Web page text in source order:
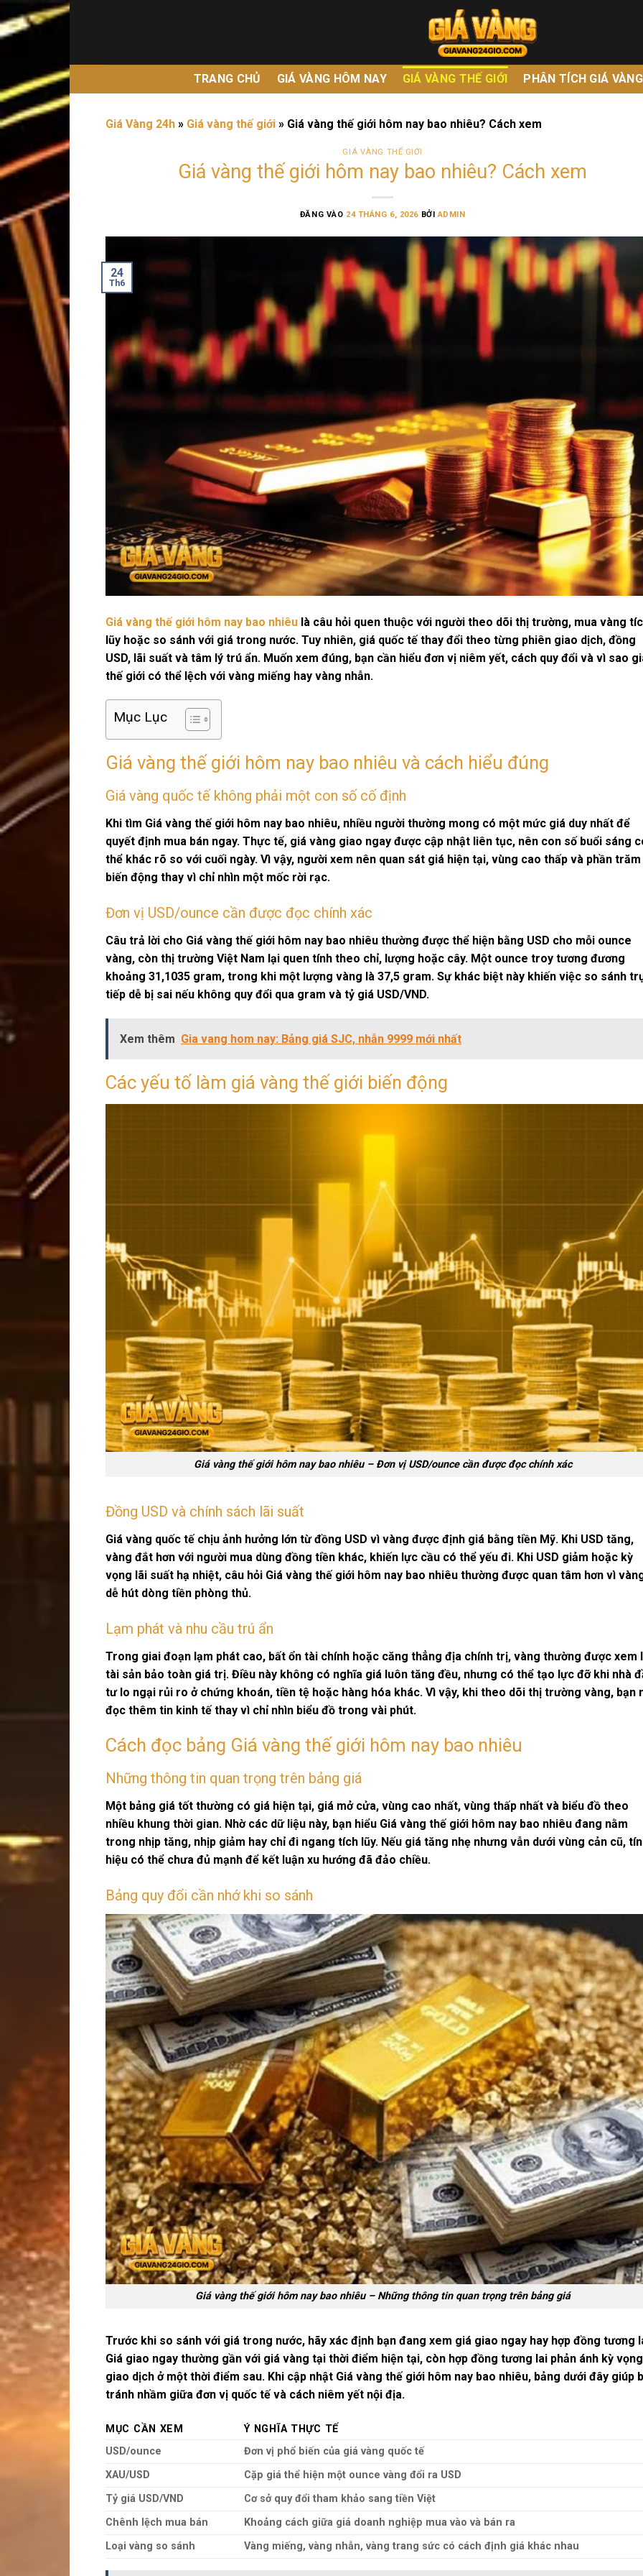
Bỏ
dung
TRANG CHỦ
GIÁ VÀNG HÔM NAY GIÁ VÀNG THẾ GIỚI PHÂN TÍCH GIÁ VÀNG
Giá Vàng 24h » Giá vàng thế giới » Giá vàng thế giới hôm nay bao nhiêu? Cách xem
GIÁ VÀNG THẾ GIỚI
Giá vàng thế giới hôm nay bao nhiêu? Cách xem
ĐĂNG VÀO 24 THÁNG 6, 2026 BỞIADMIN
24
Th6
Giá vàng thế giới hôm nay bao nhiêu là câu hỏi quen thuộc với người theo dõi thị trường, mua vàng
lũy hoặc so sánh với giá trong nước. Tuy nhiên, giá quốc tế thay đổi theo từng phiên giao dịch, đồng
USD, lãi suất và tâm lý trú ẩn. Muốn xem đúng, bạn cần hiểu đơn vị niêm yết, cách quy đổi và vì sao
thế giới có thể lệch với vàng miếng hay vàng nhẫn.
Mục Lục
Giá vàng thế giới hôm nay bao nhiêu và cách hiểu đúng
Giá vàng quốc tế không phải một con số cố định
Khi tìm Giá vàng thế giới hôm nay bao nhiêu, nhiều người thường mong có một mức giá duy nhất để
quyết định mua bán ngay. Thực tế, giá vàng giao ngay được cập nhật liên tục, nên con số buổi sáng
thể khác rõ so với cuối ngày. Vì vậy, người xem nên quan sát giá hiện tại, vùng cao thấp và phần trăm
biến động thay vì chỉ nhìn một mốc rời rạc.
Đơn vị USD/ounce cần được đọc chính xác
Câu trả lời cho Giá vàng thế giới hôm nay bao nhiêu thường được thể hiện bằng USD cho mỗi ounce
vàng, còn thị trường Việt Nam lại quen tính theo chỉ, lượng hoặc cây. Một ounce troy tương đương
khoảng 31,1035 gram, trong khi một lượng vàng là 37,5 gram. Sự khác biệt này khiến việc so sánh
tiếp dễ bị sai nếu không quy đổi qua gram và tỷ giá USD/VND.
Xem thêm Gia vang hom nay: Bảng giá SJC, nhẫn 9999 mới nhất
Các yếu tố làm giá vàng thế giới biến động
Giá vàng thế giới hôm nay bao nhiêu – Đơn vị USD/ounce cần được đọc chính xác
Đồng USD và chính sách lãi suất
Giá vàng quốc tế chịu ảnh hưởng lớn từ đồng USD vì vàng được định giá bằng tiền Mỹ. Khi USD tăng,
vàng đắt hơn với người mua dùng đồng tiền khác, khiến lực cầu có thể yếu đi. Khi USD giảm hoặc kỳ
vọng lãi suất hạ nhiệt, câu hỏi Giá vàng thế giới hôm nay bao nhiêu thường được quan tâm hơn vì
dễ hút dòng tiền phòng thủ.
Lạm phát và nhu cầu trú ẩn
Trong giai đoạn lạm phát cao, bất ổn tài chính hoặc căng thẳng địa chính trị, vàng thường được xem
tài sản bảo toàn giá trị. Điều này không có nghĩa giá luôn tăng đều, nhưng có thể tạo lực đỡ khi nhà
tư lo ngại rủi ro ở chứng khoán, tiền tệ hoặc hàng hóa khác. Vì vậy, khi theo dõi thị trường vàng, bạn
đọc thêm tin kinh tế thay vì chỉ nhìn biểu đồ trong vài phút.
Cách đọc bảng Giá vàng thế giới hôm nay bao nhiêu
Những thông tin quan trọng trên bảng giá
Một bảng giá tốt thường có giá hiện tại, giá mở cửa, vùng cao nhất, vùng thấp nhất và biểu đồ theo
nhiều khung thời gian. Nhờ các dữ liệu này, bạn hiểu Giá vàng thế giới hôm nay bao nhiêu đang nằm
trong nhịp tăng, nhịp giảm hay chỉ đi ngang tích lũy. Nếu giá tăng nhẹ nhưng vẫn dưới vùng cản cũ, tín
hiệu có thể chưa đủ mạnh để kết luận xu hướng đã đảo chiều.
Bảng quy đổi cần nhớ khi so sánh
Giá vàng thế giới hôm nay bao nhiêu – Những thông tin quan trọng trên bảng giá
Trước khi so sánh với giá trong nước, hãy xác định bạn đang xem giá giao ngay hay hợp đồng tương
Giá giao ngay thường gần với giá vàng tại thời điểm hiện tại, còn hợp đồng tương lai phản ánh kỳ vọng
giao dịch ở một thời điểm sau. Khi cập nhật Giá vàng thế giới hôm nay bao nhiêu, bảng dưới đây giúp
tránh nhầm giữa đơn vị quốc tế và cách niêm yết nội địa.
MỤC CẦN XEM
Ý NGHĨA THỰC TẾ
USD/ounce
Đơn vị phổ biến của giá vàng quốc tế
XAU/USD
Cặp giá thể hiện một ounce vàng đổi ra USD
Tỷ giá USD/VND
Cơ sở quy đổi tham khảo sang tiền Việt
Chênh lệch mua bán
Khoảng cách giữa giá doanh nghiệp mua vào và bán ra
Loại vàng so sánh
Vàng miếng, vàng nhẫn, vàng trang sức có cách định giá khác nhau